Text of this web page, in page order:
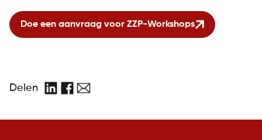
Doe een aanvraag voor ZZP-Workshops
Delen
LinkedInFacebook
E-